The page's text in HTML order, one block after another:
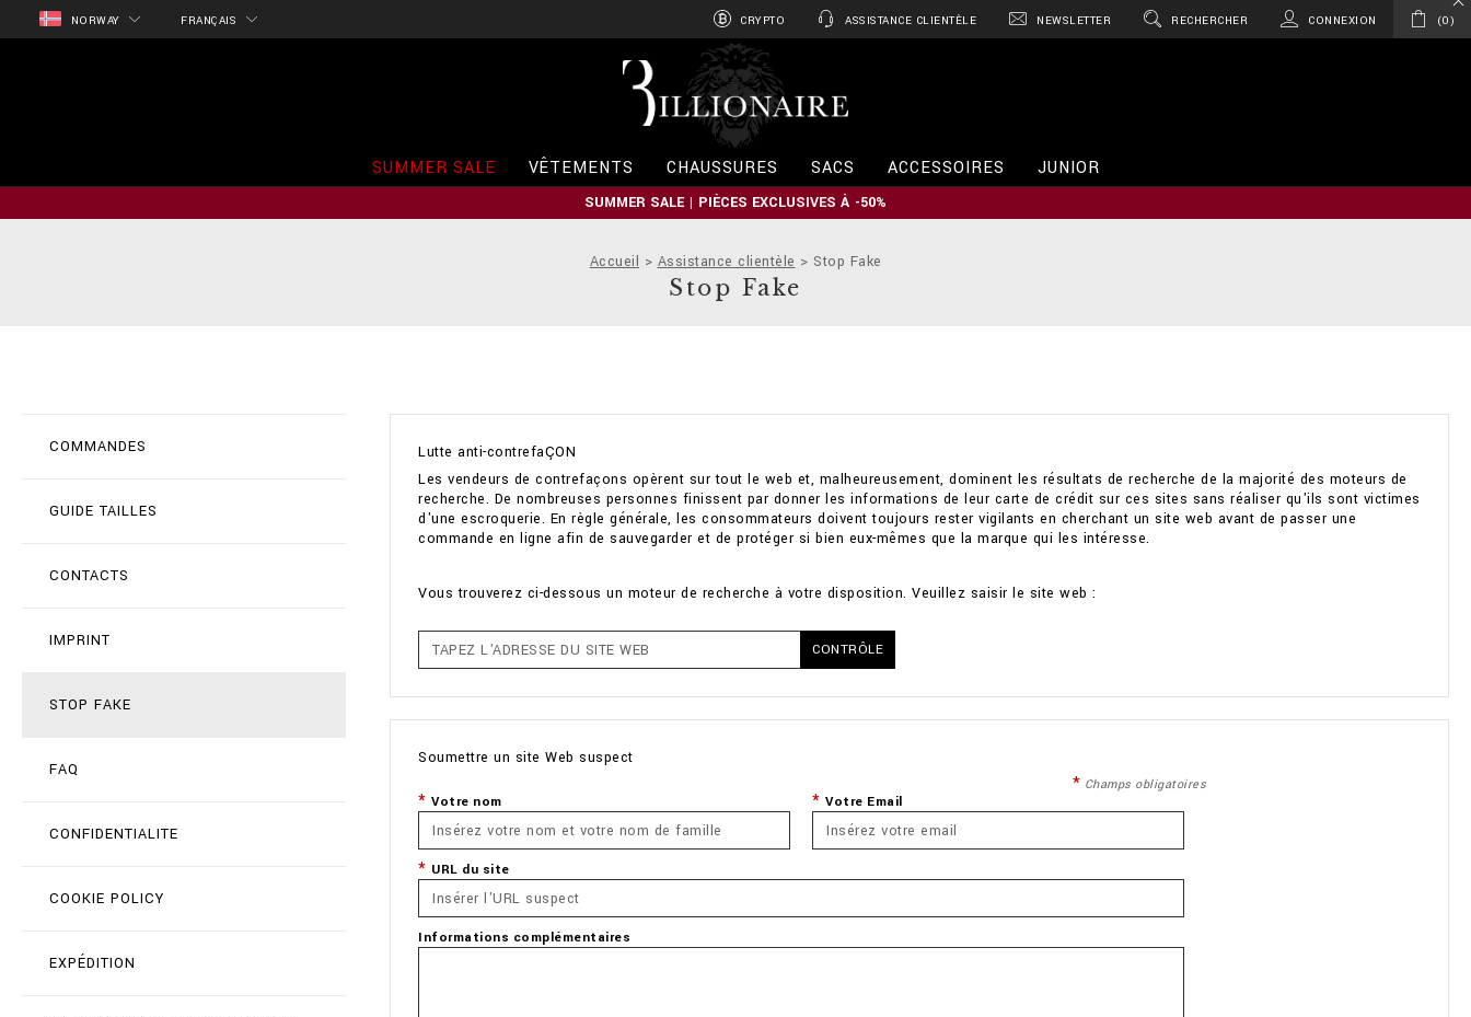
NORWAY FRANÇAIS CRYPTO ASSISTANCE CLIENTÈLE NEWSLETTER RECHERCHER CONNEXION 0
l
o
n
a
e
SUMMER SALE VÊTEMENTS CHAUSSURES SACS ACCESSOIRES JUNIOR
SUMMER SALE | PIÈCES EXCLUSIVES À -50%
Accueil Assistance clientèle Stop Fake
Stop Fake
COMMANDES
GUIDE TAILLES
CONTACTS
IMPRINT
STOP FAKE
FAQ
CONFIDENTIALITE
COOKIE POLICY
EXPÉDITION
Lutte anti-contrefaÇON
Les vendeurs de contrefaçons opèrent sur tout le web et, malheureusement, dominent les résultats de recherche de la majorité des moteurs de
recherche. De nombreuses personnes finissent par donner les informations de leur carte de crédit sur ces sites sans réaliser qu'ils sont victimes
d'une escroquerie. En règle générale, les consommateurs doivent toujours rester vigilants en cherchant un site web avant de passer une
commande en ligne afin de sauvegarder et de protéger si bien eux-mêmes que la marque qui les intéresse.
Vous trouverez ci-dessous un moteur de recherche à votre disposition. Veuillez saisir le site web :
CONTRÔLE
Soumettre un site Web suspect
Champs obligatoires
Votre nom Votre Email
URL du site
Informations complémentaires